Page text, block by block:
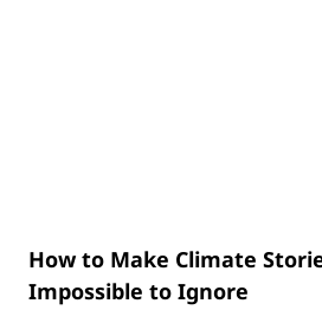
How to Make Climate
Impossible to Ignore